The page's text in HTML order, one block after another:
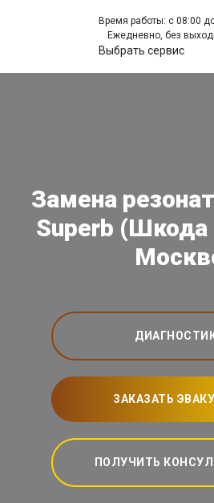
Время работы: с 08:00
Ежедневно, без
Выбрать сервис
Замена
Superb (Шкода
ЗАКАЗАТЬ
ПОЛУЧИТЬ